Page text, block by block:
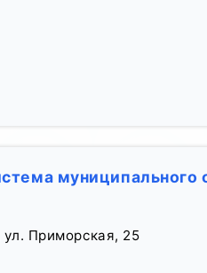
муниципального
ул. Приморская, 25